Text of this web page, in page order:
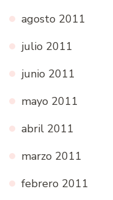
agosto 2011
julio 2011
junio 2011
mayo 2011
abril 2011
marzo 2011
febrero 2011